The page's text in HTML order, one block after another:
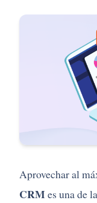
Aprovechar al
CRM es una de